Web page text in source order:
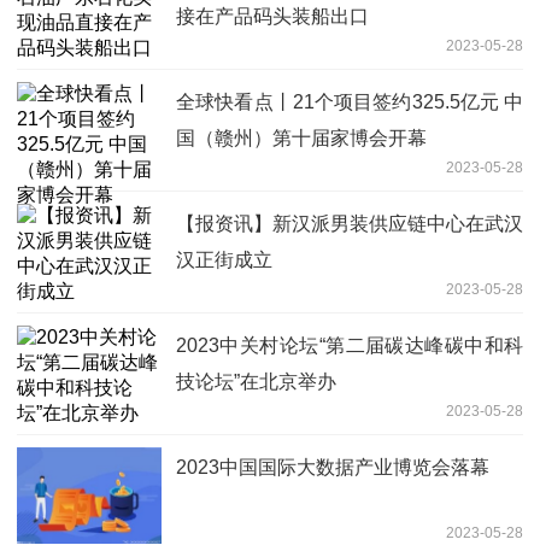
接在产品码头装船出口
2023-05-28
全球快看点丨21个项目签约325.5亿元 中
国（赣州）第十届家博会开幕
2023-05-28
【报资讯】新汉派男装供应链中心在武汉
汉正街成立
2023-05-28
2023中关村论坛“第二届碳达峰碳中和科
技论坛”在北京举办
2023-05-28
2023中国国际大数据产业博览会落幕
2023-05-28